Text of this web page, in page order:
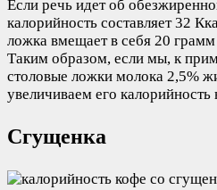
Если речь идет об
калорийность составляет 32
ложка вмещает в себя 20
Таким образом, если мы, к
столовые ложки молока 2,5%
увеличиваем его калорийность
Сгущенка